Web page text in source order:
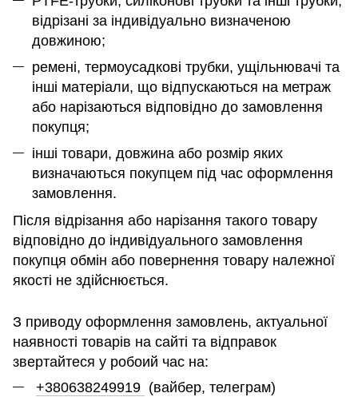
відрізані за індивідуально визначеною
довжиною;
ремені, термоусадкові трубки, ущільнювачі та
інші матеріали, що відпускаються на метраж
або нарізаються відповідно до замовлення
покупця;
інші товари, довжина або розмір яких
визначаються покупцем під час оформлення
замовлення.
Після відрізання або нарізання такого товару
відповідно до індивідуального замовлення
покупця обмін або повернення товару належної
якості не здійснюється.
З приводу оформлення замовлень, актуальної
наявності товарів на сайті та відправок
звертайтеся у робоий час на:
+380638249919 (вайбер, телеграм)